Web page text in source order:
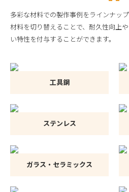
多彩な材料での製作事例をラインナップ
材料を切り替えることで、耐久性向上
い特性を付与することができます。
工具鋼
ステンレス
ガラス・セラミックス